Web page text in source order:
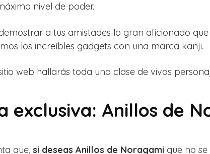
nivel de poder.
a tus amistades lo gran aficionado
los increíbles gadgets con una marca kanji.
web hallarás toda una clase de vivos
exclusiva: Anillos de
que, si deseas Anillos de Noragami que no